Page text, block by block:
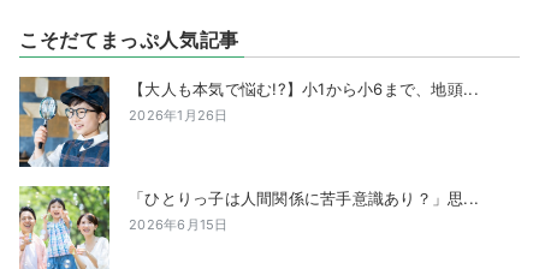
こそだてまっぷ人気記事
【大人も本気で悩む!?】小1から小6まで、地頭...
2026年1月26日
「ひとりっ子は人間関係に苦手意識あり？」思...
2026年6月15日